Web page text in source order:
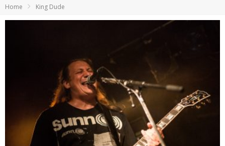
Home King Dude